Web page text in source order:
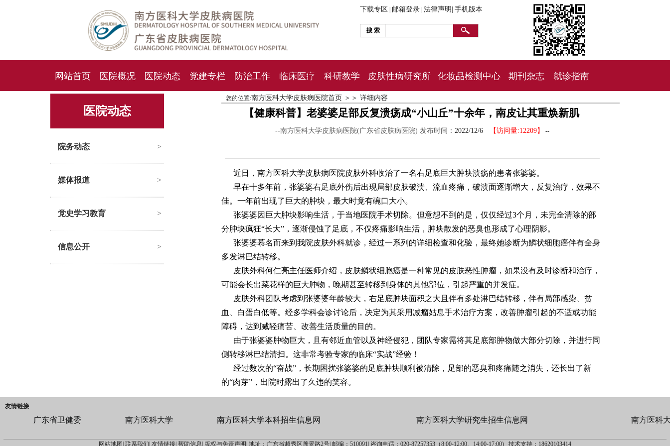
下载专区 邮箱登录 法律声明| 手机版本
搜 索
网站首页 医院概况 医院动态 党建专栏 防治工作 临床医疗 科研教学 皮肤性病研究所 化妆品检测中心 期刊杂志 就诊指南
人才招聘 招标采购
医院动态
院务动态 >
媒体报道 >
党史学习教育 >
信息公开 >
您的位置:南方医科大学皮肤病医院首页 ＞＞ 详细内容
【健康科普】老婆婆足部反复溃疡成“小山丘”十余年，南皮让其重焕新肌
--南方医科大学皮肤病医院(广东省皮肤病医院) 发布时间：2022/12/6 【访问量:12209】 --
近日，南方医科大学皮肤病医院皮肤外科收治了一名右足底巨大肿块溃疡的患者张婆婆。
早在十多年前，张婆婆右足底外伤后出现局部皮肤破溃、流血疼痛，破溃面逐渐增大，反复治疗，效果不
佳。一年前出现了巨大的肿块，最大时竟有碗口大小。
张婆婆因巨大肿块影响生活，于当地医院手术切除。但意想不到的是，仅仅经过3个月，未完全清除的部
分肿块疯狂“长大”，逐渐侵蚀了足底，不仅疼痛影响生活，肿块散发的恶臭也形成了心理阴影。
张婆婆慕名而来到我院皮肤外科就诊，经过一系列的详细检查和化验，最终她诊断为鳞状细胞癌伴有全身
多发淋巴结转移。
皮肤外科何仁亮主任医师介绍，皮肤鳞状细胞癌是一种常见的皮肤恶性肿瘤，如果没有及时诊断和治疗，
可能会长出菜花样的巨大肿物，晚期甚至转移到身体的其他部位，引起严重的并发症。
皮肤外科团队考虑到张婆婆年龄较大，右足底肿块面积之大且伴有多处淋巴结转移，伴有局部感染、贫
血、白蛋白低等。经多学科会诊讨论后，决定为其采用减瘤姑息手术治疗方案，改善肿瘤引起的不适或功能
障碍，达到减轻痛苦、改善生活质量的目的。
由于张婆婆肿物巨大，且有邻近血管以及神经侵犯，团队专家需将其足底部肿物做大部分切除，并进行同
侧转移淋巴结清扫。这非常考验专家的临床“实战”经验！
经过数次的“奋战”，长期困扰张婆婆的足底肿块顺利被清除，足部的恶臭和疼痛随之消失，还长出了新
的“肉芽”，出院时露出了久违的笑容。
友情链接
广东省卫健委 南方医科大学 南方医科大学本科招生信息网 南方医科大学研究生招生信息网 南方医科
网站地图| 联系我们| 友情链接| 帮助信息| 版权与免责声明| 地址：广东省越秀区麓景路2号| 邮编：510091| 咨询电话：020-87257353（8:00-12:00、14:00-17:00) 技术支持：18620103414